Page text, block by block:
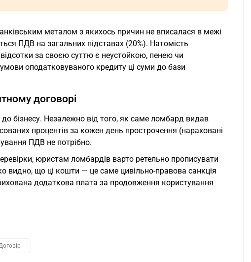
металом з якихось причин не вписалася в межі
ПДВ на загальних підставах (20%). Натомість
за своєю суттю є неустойкою, пенею чи
оподатковуваного кредиту ці суми до бази
договорі
бізнесу. Незалежно від того, як саме ломбард видав
процентів за кожен день прострочення (нараховані
ПДВ не потрібно.
юристам ломбардів варто ретельно прописувати
видно, що ці кошти — це саме цивільно-правова санкція
додаткова плата за продовження користування